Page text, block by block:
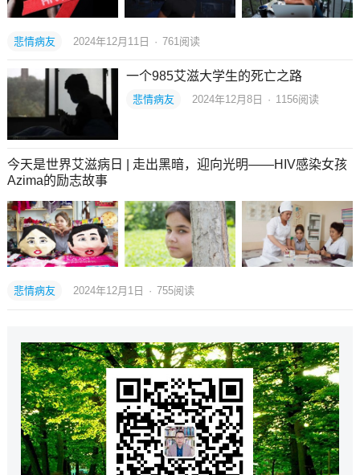
悲情病友 2024年12月11日 · 761 阅读
一个985艾滋大学生的死亡之路
悲情病友 2024年12月8日 · 1156阅读
今天是世界艾滋病日 | 走出黑暗，迎向光明——HIV感染女孩
Azima的励志故事
悲情病友 2024年12月1日 · 755阅读